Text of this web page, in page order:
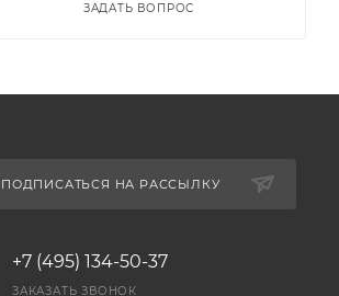
ЗАДАТЬ ВОПРОС
ПОДПИСАТЬСЯ НА РАССЫЛКУ
+7 (495) 134-50-37
ЗАКАЗАТЬ ЗВОНОК